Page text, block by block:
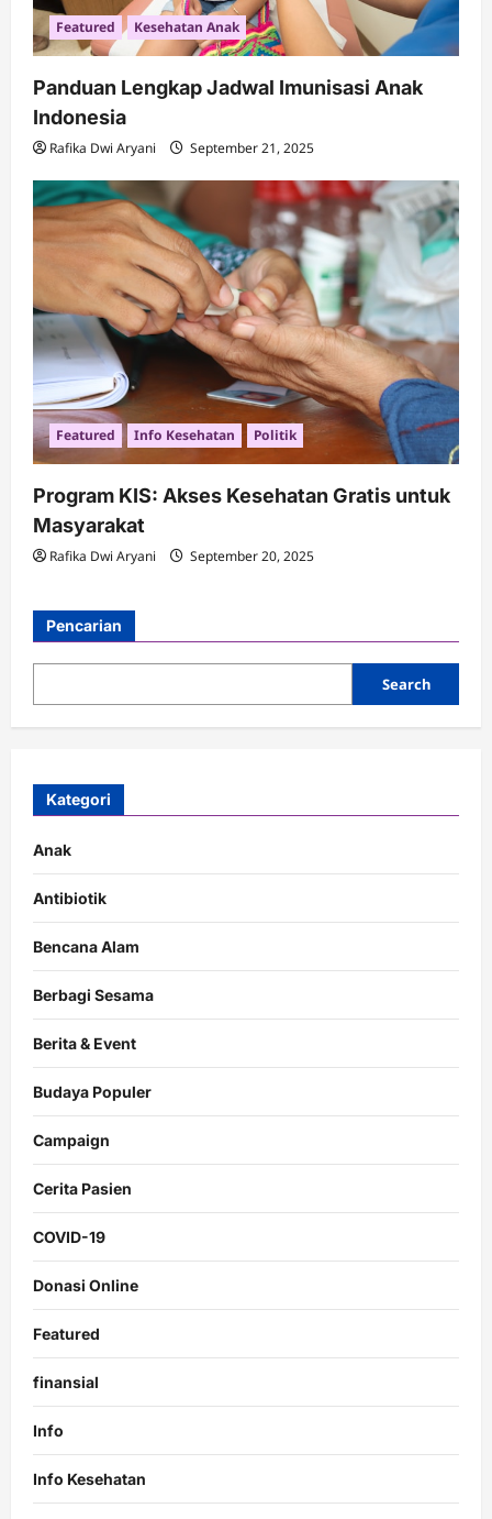
Featured Kesehatan Anak
Panduan Lengkap Jadwal Imunisasi Anak
Indonesia
Rafika Dwi Aryani September 21, 2025
Featured Info Kesehatan Politik
Program KIS: Akses Kesehatan Gratis untuk
Masyarakat
Rafika Dwi Aryani September 20, 2025
Pencarian
Search
Kategori
Anak
Antibiotik
Bencana Alam
Berbagi Sesama
Berita & Event
Budaya Populer
Campaign
Cerita Pasien
COVID-19
Donasi Online
Featured
finansial
Info
Info Kesehatan